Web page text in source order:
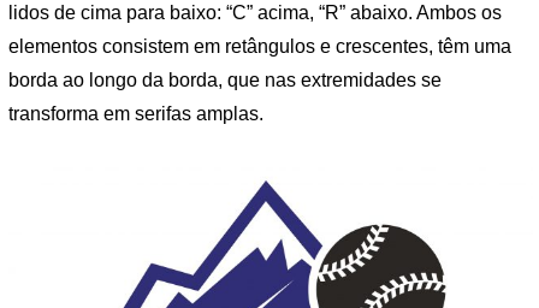
lidos de cima para baixo: “C” acima, “R” abaixo. Ambos os
elementos consistem em retângulos e crescentes, têm uma
borda ao longo da borda, que nas extremidades se
transforma em serifas amplas.